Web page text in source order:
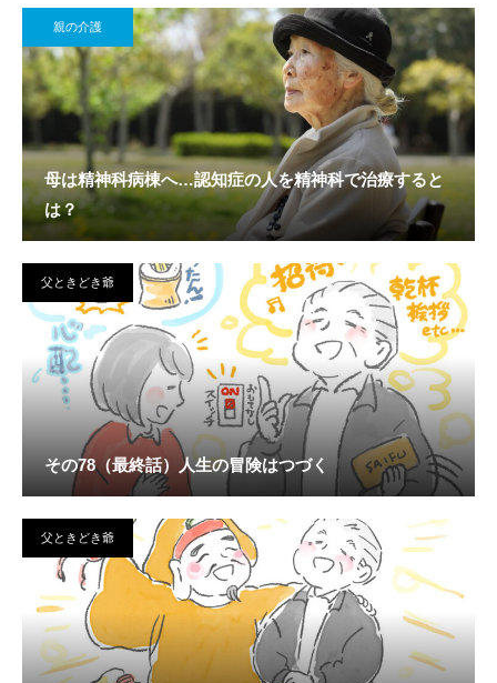
親の介護
母は精神科病棟へ…認知症の人を精神科で治療すると
は？
父ときどき爺
その78（最終話）人生の冒険はつづく
父ときどき爺